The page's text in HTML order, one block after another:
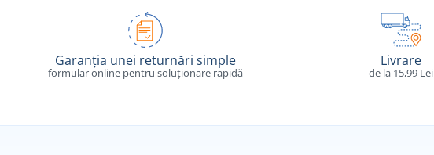
Garanția unei returnări simple
formular online pentru soluționare rapidă
Livrare
de la 15,99 Lei